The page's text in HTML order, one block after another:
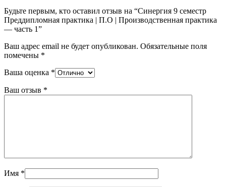
Будьте первым, кто оставил отзыв на “Синергия 9 семестр
Преддипломная практика | П.О | Производственная практика
— часть 1”
Ваш адрес email не будет опубликован. Обязательные поля
помечены *
Ваша оценка *
Ваш отзыв *
Имя *